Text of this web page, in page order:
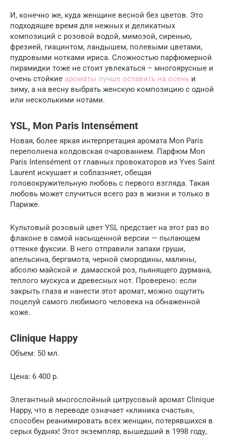
И, конечно же, куда женщине весной без цветов. Это
подходящее время для нежных и деликатных
композиций с розовой водой, мимозой, сиренью,
фрезией, гиацинтом, ландышем, полевыми цветами,
пудровыми нотками ириса. Сложностью парфюмерной
пирамидки тоже не стоит увлекаться – многоярусные и
очень стойкие ароматы лучше оставить на осень и
зиму, а на весну выбрать женскую композицию с одной
или несколькими нотами.
YSL, Mon Paris Intensément
Новая, более яркая интерпретация аромата Mon Paris
переполнена колдовская очарованием. Парфюм Mon
Paris Intensément от главных провокаторов из Yves Saint
Laurent искушает и соблазняет, обещая
головокружительную любовь с первого взгляда. Такая
любовь может случиться всего раз в жизни и только в
Париже.
Культовый розовый цвет YSL предстает на этот раз во
флаконе в самой насыщенной версии — пылающем
оттенке фуксии. В него отправили запахи груши,
апельсина, бергамота, черной смородины, малины,
абсолю майской и дамасской роз, пьянящего дурмана,
теплого мускуса и древесных нот. Проверено: если
закрыть глаза и нанести этот аромат, можно ощутить
поцелуй самого любимого человека на обнаженной
коже.
Clinique Happy
Объем: 50 мл.
Цена: 6 400 р.
Элегантный многослойный цитрусовый аромат Clinique
Happy, что в переводе означает «клиника счастья»,
способен реанимировать всех женщин, потерявшихся в
серых буднях! Этот экземпляр, вышедший в 1998 году,